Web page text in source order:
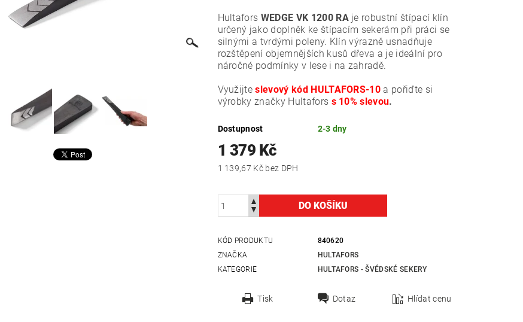
Hultafors WEDGE VK 1200 RAje robustní štípací klín
určený jako doplněk ke štípacím sekerám při práci se
silnými a tvrdými poleny. Klín výrazně usnadňuje
rozštěpení objemnějších kusů dřeva a je ideální pro
náročné podmínky v lese i na zahradě.
Využijteslevový kód HULTAFORS-10 a pořiďte si
výrobky značky Hultafors s 10% slevou.
Dostupnost 2-3 dny
1 379 Kč
1 139,67 Kč bez DPH
KÓD PRODUKTU
840620
ZNAČKA
HULTAFORS
KATEGORIE
HULTAFORS - ŠVÉDSKÉ SEKERY
Tisk Dotaz Hlídat cenu